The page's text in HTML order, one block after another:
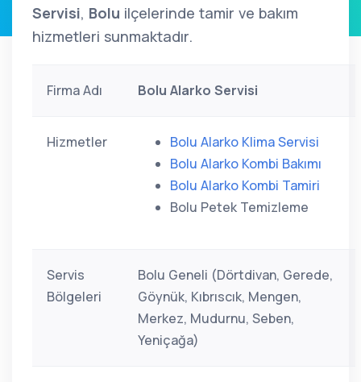
Servisi, Bolu ilçelerinde tamir ve bakım
hizmetleri sunmaktadır.
Firma Adı Bolu Alarko Servisi
Hizmetler
Bolu Alarko Klima Servisi
Bolu Alarko Kombi Bakımı
Bolu Alarko Kombi Tamiri
Bolu Petek Temizleme
Servis
Bölgeleri
Bolu Geneli (Dörtdivan, Gerede,
Göynük, Kıbrıscık, Mengen,
Merkez, Mudurnu, Seben,
Yeniçağa)